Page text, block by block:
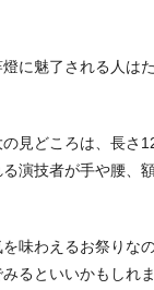
に魅了される人は
見どころは、長さ
演技者が手や腰、
味わえるお祭りな
るといいかもしれま